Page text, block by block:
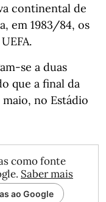
continental de
em 1983/84, os
se a duas
que a final da
maio, no Estádio
como fonte
Saber mais
ao Google